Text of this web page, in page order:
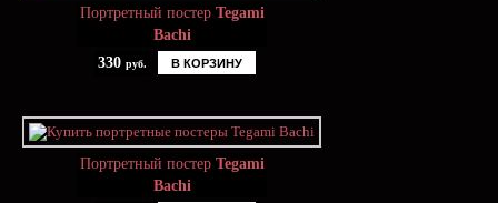
Портретный постер Tegami
Bachi
330 руб. В КОРЗИНУ
Портретный постер Tegami
Bachi